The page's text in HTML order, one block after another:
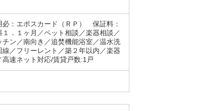
必：エポスカード（ＲＰ） 保証料：
．１ヶ月／ペット相談／楽器相談／
ン／南向き／追焚機能浴室／温水洗
／フリーレント／築２年以内／楽器
速ネット対応/賃貸戸数:1戸